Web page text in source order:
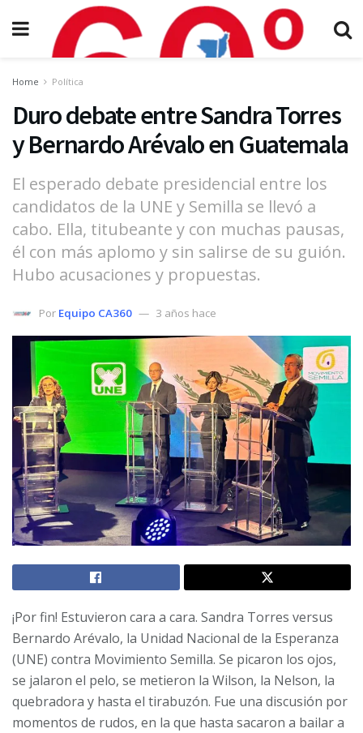
Home Política
Duro debate entre Sandra Torres
y Bernardo Arévalo en Guatemala
El esperado debate presidencial entre los
candidatos de la UNE y Semilla se llevó a
cabo. Ella, titubeante y con muchas pausas,
él con más aplomo y sin salirse de su guión.
Hubo acusaciones y propuestas.
Por Equipo CA360 3 años hace
¡Por fin! Estuvieron cara a cara. Sandra Torres versus
Bernardo Arévalo, la Unidad Nacional de la Esperanza
(UNE) contra Movimiento Semilla. Se picaron los ojos,
se jalaron el pelo, se metieron la Wilson, la Nelson, la
quebradora y hasta el tirabuzón. Fue una discusión por
momentos de rudos, en la que hasta sacaron a bailar a